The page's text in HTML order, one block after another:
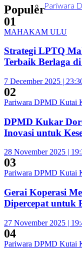
Pariwara
Populer
01
MAHAKAM ULU
Strategi LPTQ
Terbaik Berlaga
7 December 2025 |
02
Pariwara DPMD Kutai
DPMD Kukar
Inovasi untuk
28 November 2025 |
03
Pariwara DPMD Kutai
Gerai Koperasi
Dipercepat untuk
27 November 2025 |
04
Pariwara DPMD Kutai